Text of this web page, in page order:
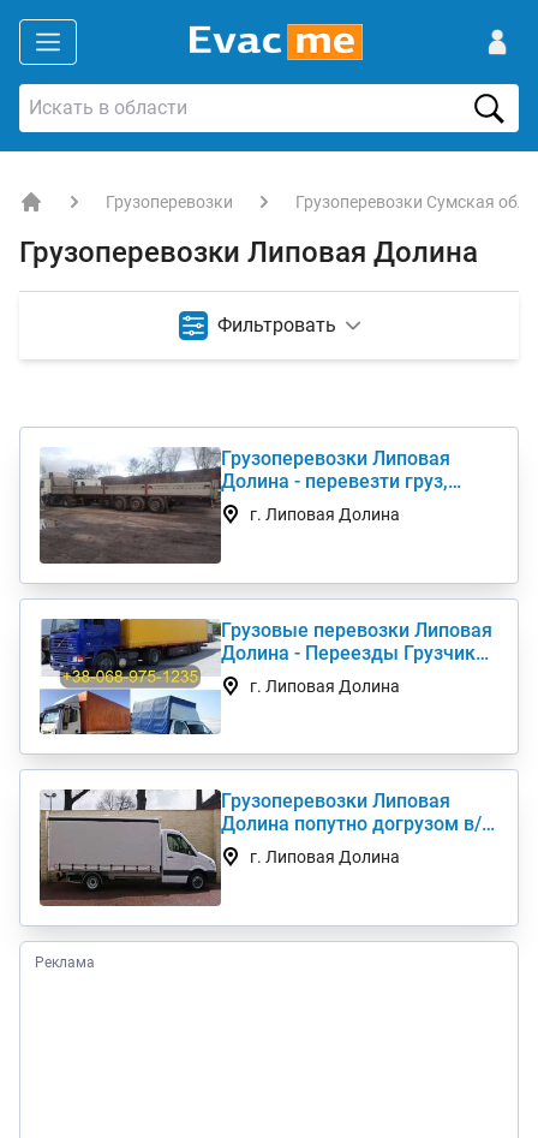
Грузоперевозки Грузоперевозки Сумская
Грузоперевозки Липовая Долина
Фильтровать
Грузоперевозки Липовая
Долина - перевезти груз,
стоимость услуги недорого
г. Липовая Долина
Грузовые перевозки Липовая
Долина - Переезды Грузчики
Фура Газель
г. Липовая Долина
Грузоперевозки Липовая
Долина попутно догрузом в/
из Киев(а) по Украине (нал,б/
н)
г. Липовая Долина
Реклама